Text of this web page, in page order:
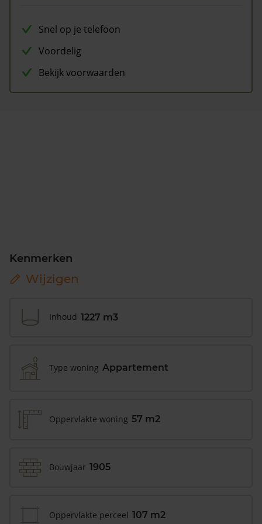
Snel op je telefoon
Voordelig
Bekijk voorwaarden
Kenmerken
Wijzigen
Inhoud 1227 m3
Type woning Appartement
Oppervlakte woning 57 m2
Bouwjaar 1905
Oppervlakte perceel 107 m2